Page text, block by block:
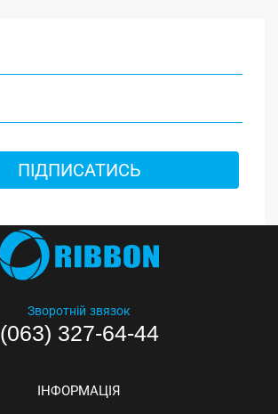
ПІДПИСАТИСЬ
Зворотній звязок
(063) 327-64-44
ІНФОРМАЦІЯ